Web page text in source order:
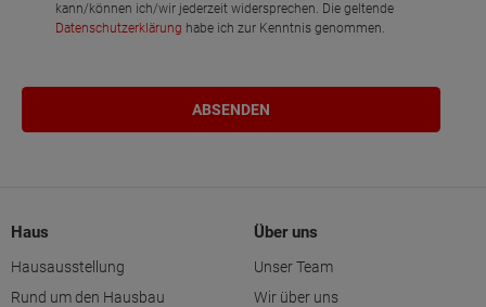
kann/können ich/wir jederzeit widersprechen. Die geltende
Datenschutzerklärung habe ich zur Kenntnis genommen.
Haus
Hausausstellung
Rund um den Hausbau
Über uns
Unser Team
Wir über uns